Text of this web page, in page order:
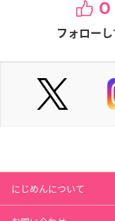
フォロー
にじめんについて